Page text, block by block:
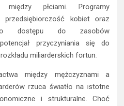
między płciami. Programy
przedsiębiorczość kobiet oraz
dostępu do zasobów
przyczyniania się do
miliarderskich fortun.
między mężczyznami a
rzuca światło na istotne
i strukturalne. Choć